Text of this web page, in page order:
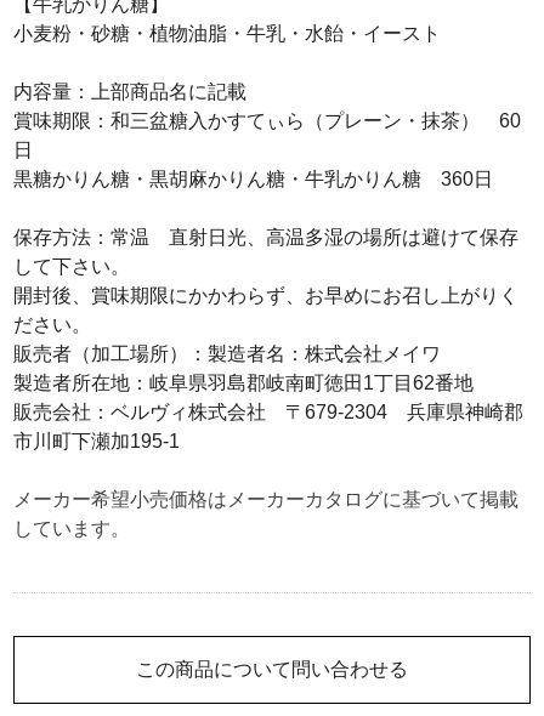
この商品について問い合わせる
【牛乳かりん糖】
小麦粉・砂糖・植物油脂・牛乳・水飴・イースト
内容量：上部商品名に記載
賞味期限：和三盆糖入かすてぃら（プレーン・抹茶） 60
日
黒糖かりん糖・黒胡麻かりん糖・牛乳かりん糖 360日
保存方法：常温 直射日光、高温多湿の場所は避けて保存
して下さい。
開封後、賞味期限にかかわらず、お早めにお召し上がりく
ださい。
販売者（加工場所）：製造者名：株式会社メイワ
製造者所在地：岐阜県羽島郡岐南町徳田1丁目62番地
販売会社：ベルヴィ株式会社 〒679-2304 兵庫県神崎郡
市川町下瀬加195-1
メーカー希望小売価格はメーカーカタログに基づいて掲載
しています。